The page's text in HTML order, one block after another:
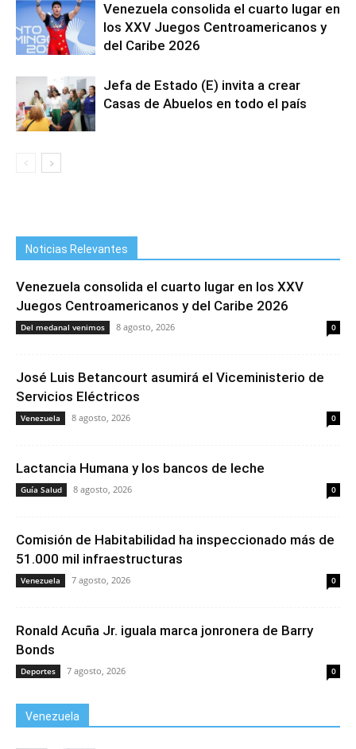
Venezuela consolida el cuarto lugar en
los XXV Juegos Centroamericanos y
del Caribe 2026
Jefa de Estado (E) invita a crear
Casas de Abuelos en todo el país
Noticias Relevantes
Venezuela consolida el cuarto lugar en los XXV
Juegos Centroamericanos y del Caribe 2026
Del medanal venimos 8 agosto, 2026 0
José Luis Betancourt asumirá el Viceministerio de
Servicios Eléctricos
Venezuela 8 agosto, 2026 0
Lactancia Humana y los bancos de leche
Guía Salud 8 agosto, 2026 0
Comisión de Habitabilidad ha inspeccionado más de
51.000 mil infraestructuras
Venezuela 7 agosto, 2026 0
Ronald Acuña Jr. iguala marca jonronera de Barry
Bonds
Deportes 7 agosto, 2026 0
Venezuela